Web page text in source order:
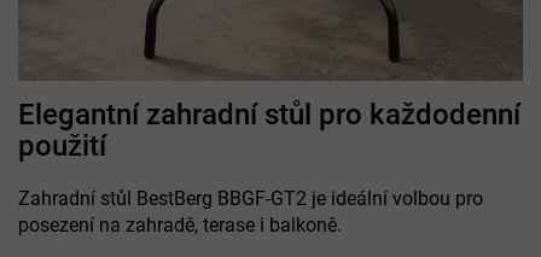
Elegantní zahradní stůl pro každodenní
použití
Zahradní stůl BestBerg BBGF-GT2 je ideální volbou pro
posezení na zahradě, terase i balkoně.